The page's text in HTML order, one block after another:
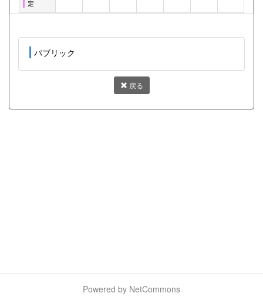
定
パブリック
戻る
Powered by NetCommons